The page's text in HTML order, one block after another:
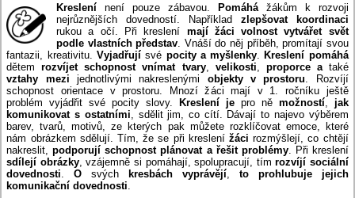
Kreslenínení pouze zábavou. Pomáhá žákům k rozvoji
nejrůznějších dovedností. Například zlepšovat koordinaci
rukou a očí. Při kreslení mají žáci volnostvytvářet svět
podle vlastních představ . Vnáší do něj příběh, promítají svou
fantazii, kreativitu. Vyjadřujísvé pocitya myšlenky
Kreslení pomáhá
dětem rozvíjet schopnost vnímat tvary, velikosti proporce ataké
vztahy mezi jednotlivými nakreslenými objektyv prostoru . Rozvíjí
schopnost orientace v prostoru. Mnozí žáci mají v 1. ročníku ještě
problém vyjádřit své pocity slovy.
Kreslení jepro ně možností,
jak
komunikovat s ostatními , sdělit jim, co cítí. Dávají to najevo výběrem
barev, tvarů, motivů, ze kterých pak můžete rozklíčovat emoce, které
nám obrázkem sdělují. Tím, že se při kreslenížácirozmýšlejí, co chtějí
nakreslit,podporují schopnost plánovat a řešit problémy. Při kreslení
sdílejí obrázky, vzájemně si pomáhají, spolupracují, tím rozvíjí sociální
dovednosti .Osvých kresbách vyprávějí, to prohlubuje jejich
komunikační dovednosti